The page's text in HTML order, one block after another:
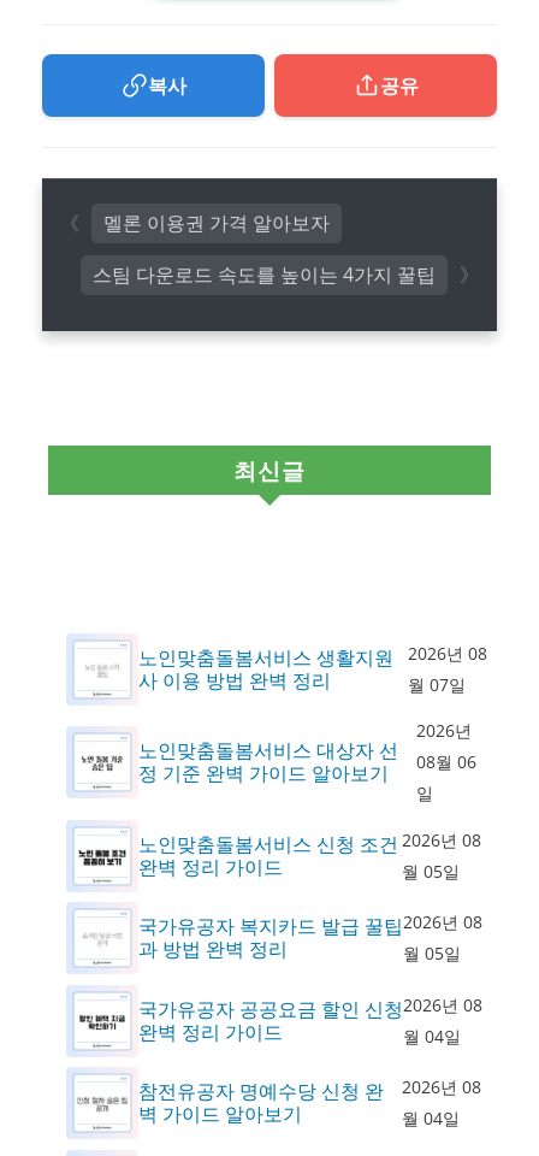
복사 공유
스팀 다운로드 속도를 높이는 4가지 꿀팁
멜론 이용권 가격 알아보자
최신글
노인맞춤돌봄서비스 생활지원
사 이용 방법 완벽 정리
2026년 08
월 07일
노인맞춤돌봄서비스 대상자 선
정 기준 완벽 가이드 알아보기
2026년
08월 06
일
노인맞춤돌봄서비스 신청 조건
완벽 정리 가이드
2026년 08
월 05일
국가유공자 복지카드 발급 꿀팁
과 방법 완벽 정리
2026년 08
월 05일
국가유공자 공공요금 할인 신청
완벽 정리 가이드
2026년 08
월 04일
참전유공자 명예수당 신청 완
벽 가이드 알아보기
2026년 08
월 04일